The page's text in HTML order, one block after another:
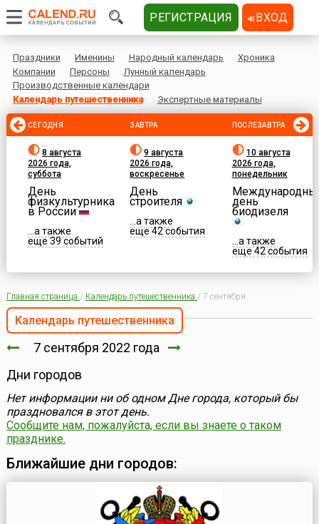
Праздники Именины Народный календарь
Хроника
Компании
Персоны
Лунный календарь
Производственные календари
Календарь путешественника
Экспертные материалы
СЕГОДНЯ
8 августа
2026 года,
суббота
День
физкультурника
в России
...а также
еще 39 событий
ЗАВТРА
9 августа
2026 года,
воскресенье
День
строителя
...а также
еще 42 события
ПОСЛЕЗАВТРА
10 августа
2026 года,
понедельник
день
биодизеля
...а также
еще 42 события
Главная страница / Календарь путешественника / 7 сентября
Календарь путешественника
7 сентября 2022 года
Дни городов
Нет информации ни об одном Дне города, который бы
праздновался в этот день.
Сообщите нам, пожалуйста, если вы знаете о таком
празднике.
Ближайшие дни городов:
РЕГИСТРАЦИЯ ВХОД